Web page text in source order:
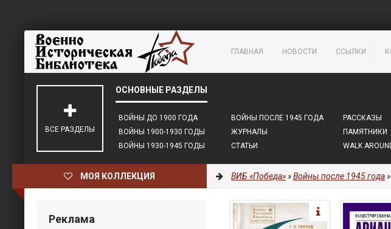
ГЛАВНАЯ НОВОСТИ ССЫЛКИ
ВОЙНЫ ДО 1900 ГОДА
ВОЙНЫ 1900-1930 ГОДЫ
ВОЙНЫ 1930-1945 ГОДЫ
ВОЙНЫ ПОСЛЕ 1945 ГОДА
ЖУРНАЛЫ
СТАТЬИ
РАССКАЗЫ
ПАМЯТНИКИ
WALK
ВСЕ РАЗДЕЛЫ
МОЯ КОЛЛЕКЦИЯ ВИБ «Победа»»Войны после 1945 года»
Реклама